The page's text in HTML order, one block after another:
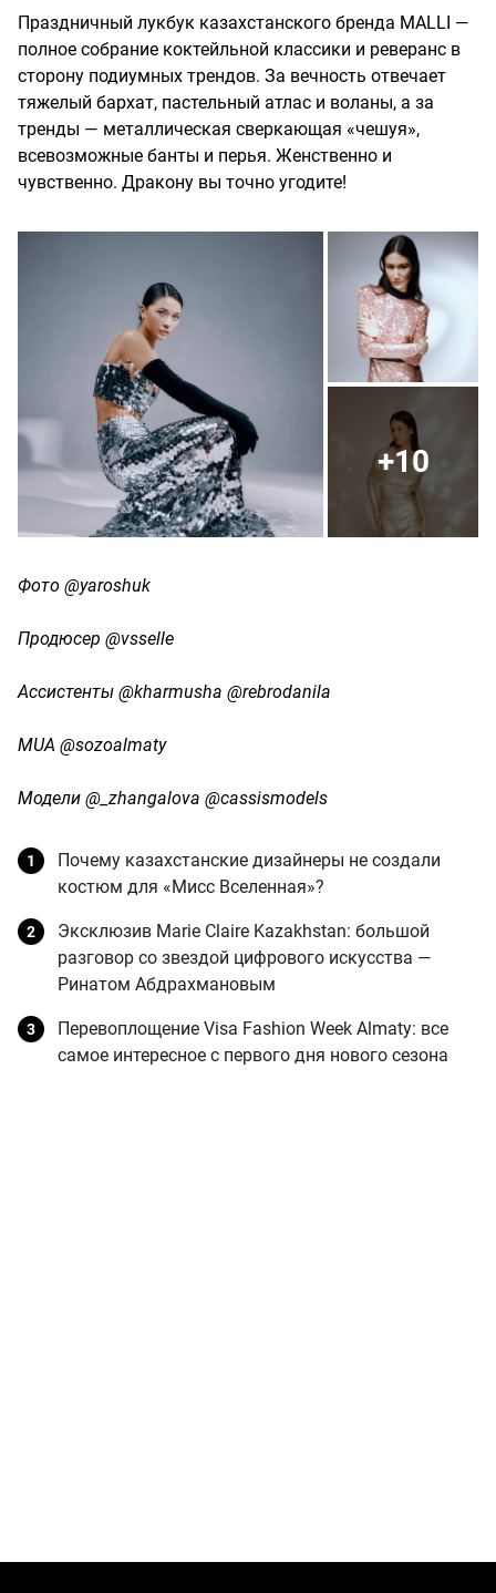
Праздничный лукбук казахстанского бренда MALLI —
полное собрание коктейльной классики и реверанс в
сторону подиумных трендов. За вечность отвечает
тяжелый бархат, пастельный атлас и воланы, а за
тренды — металлическая сверкающая «чешуя»,
всевозможные банты и перья. Женственно и
чувственно. Дракону вы точно угодите!
+10
Фото @yaroshuk
Продюсер @vsselle
Ассистенты @kharmusha @rebrodanila
MUA @sozoalmaty
Модели @_zhangalova @cassismodels
Почему казахстанские дизайнеры не создали
костюм для «Мисс Вселенная»?
Эксклюзив Marie Claire Kazakhstan: большой
разговор со звездой цифрового искусства —
Ринатом Абдрахмановым
Перевоплощение Visa Fashion Week Almaty: все
самое интересное с первого дня нового сезона